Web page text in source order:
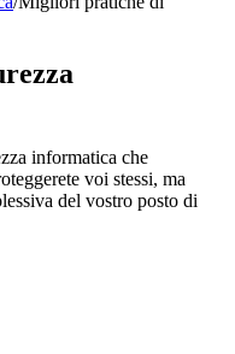
informatica che
voi stessi, ma
del vostro posto di